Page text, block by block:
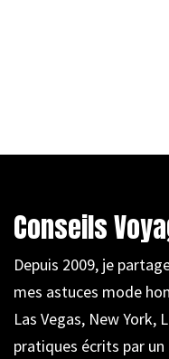
Conseils
Depuis 2009, je
mes astuces mode
Las Vegas, New York,
pratiques écrits par